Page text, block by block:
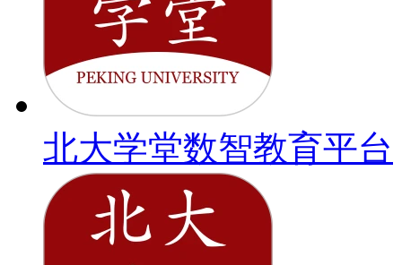
北大学堂数智教育平台